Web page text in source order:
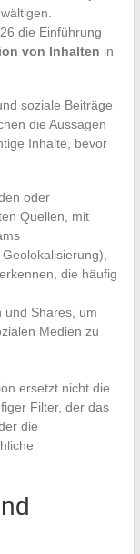
die Einführung
von Inhalten in
soziale Beiträge
die Aussagen
Inhalte, bevor
oder
Quellen, mit
die häufig
und Shares, um
Medien zu
ersetzt nicht die
Filter, der das
die